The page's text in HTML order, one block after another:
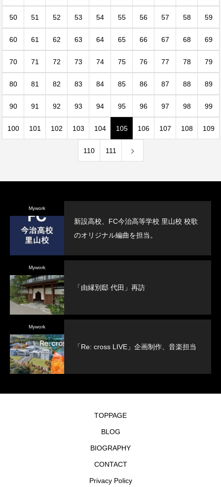
50 51 52 53 54 55 56 57 58 59
60 61 62 63 64 65 66 67 68 69
70 71 72 73 74 75 76 77 78 79
80 81 82 83 84 85 86 87 88 89
90 91 92 93 94 95 96 97 98 99
100 101 102 103 104 105 106 107 108 109
110 111
Mywork
新設高校、FC今治高等学校 里山校 校歌
のオリジナル編曲を担当。
Mywork
「由縁別邸 代田」再訪
Mywork
「Re: cross LIVE」企画制作、音楽担当
TOPPAGE
BLOG
BIOGRAPHY
CONTACT
Privacy Policy